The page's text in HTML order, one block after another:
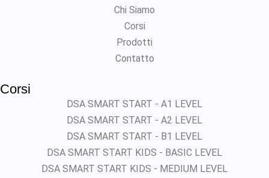
Chi Siamo
Corsi
Prodotti
Contatto
Corsi
DSA SMART START - A1 LEVEL
DSA SMART START - A2 LEVEL
DSA SMART START - B1 LEVEL
DSA SMART START KIDS - BASIC LEVEL
DSA SMART START KIDS - MEDIUM LEVEL